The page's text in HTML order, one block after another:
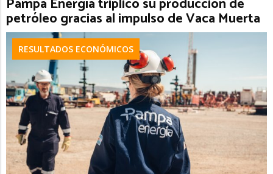
petróleo gracias al impulso de Vaca Muerta
RESULTADOS ECONÓMICOS